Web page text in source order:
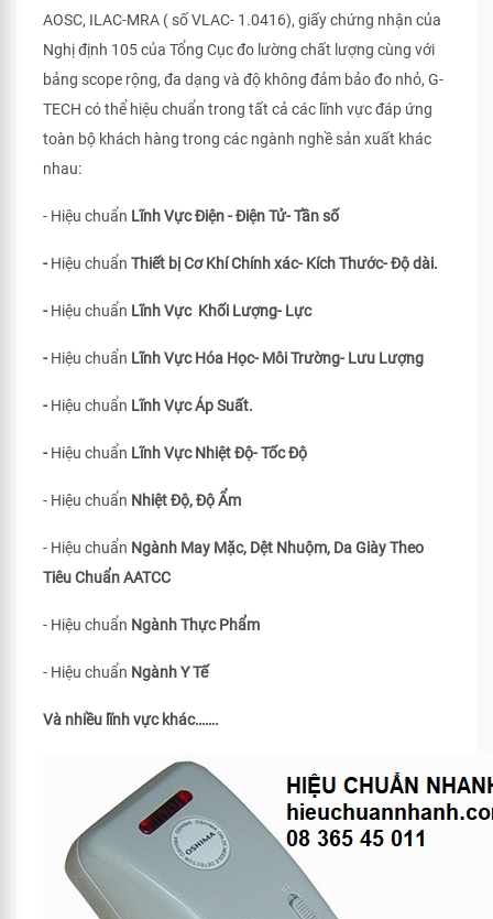
AOSC, ILAC-MRA ( số VLAC- 1.0416), giấy chứng nhận của
Nghị định 105 của Tổng Cục đo lường chất lượng cùng với
bảng scope rộng, đa dạng và độ không đảm bảo đo nhỏ, G-
TECH có thể hiệu chuẩn trong tất cả các lĩnh vực đáp ứng
toàn bộ khách hàng trong các ngành nghề sản xuất khác
nhau:
- Hiệu chuẩn Lĩnh Vực Điện - Điện Tử- Tần số
-Hiệu chuẩn Thiết bị Cơ Khí Chính xác- Kích Thước- Độ dài.
-Hiệu chuẩn Lĩnh Vực Khối Lượng- Lực
-Hiệu chuẩn Lĩnh Vực Hóa Học- Môi Trường- Lưu Lượng
-Hiệu chuẩn Lĩnh Vực Áp Suất.
-Hiệu chuẩn Lĩnh Vực Nhiệt Độ- Tốc Độ
- Hiệu chuẩn Nhiệt Độ, Độ Ẩm
- Hiệu chuẩn Ngành May Mặc, Dệt Nhuộm, Da Giày Theo
Tiêu ChuẩnAATCC
- Hiệu chuẩn Ngành Thực Phẩm
- Hiệu chuẩn Ngành Y Tế
Và nhiều lĩnh vực khác…….